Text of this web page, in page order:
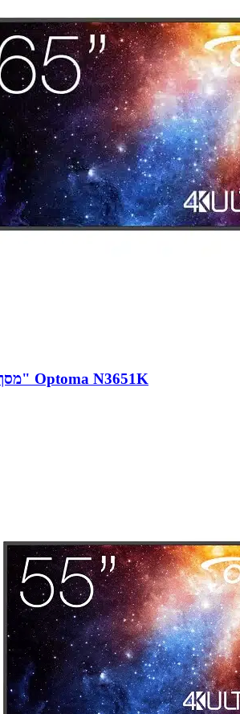
מסך לשילוט דיגיטלי 65" Optoma N3651K